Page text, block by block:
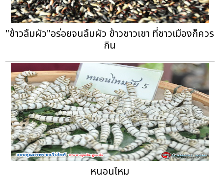
"ข้าวลืมผัว"อร่อยจนลืมผัว ข้าวชาวเขา ที่ชาวเมืองก็ควร
กิน
หนอนไหม